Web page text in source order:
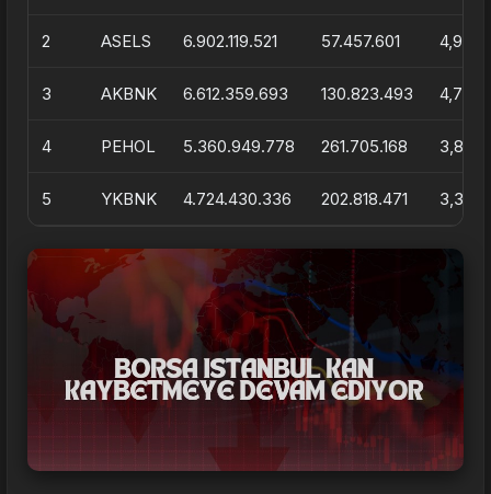
2 ASELS 6.902.119.521 57.457.601 4,95
3 AKBNK 6.612.359.693 130.823.493 4,75
4 PEHOL 5.360.949.778 261.705.168 3,85
5 YKBNK 4.724.430.336 202.818.471 3,39